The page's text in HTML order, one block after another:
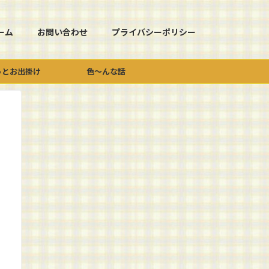
ム お問い合わせ プライバシーポリシー
お出掛け 色～んな話